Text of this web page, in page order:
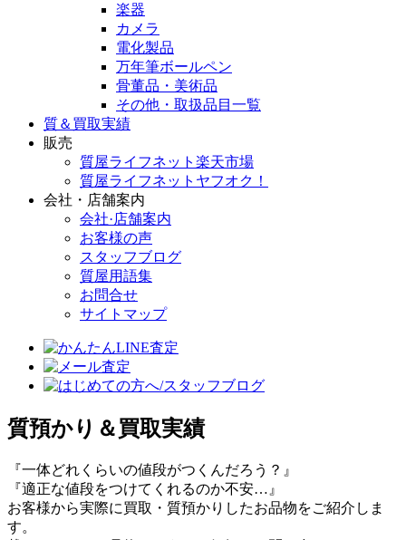
楽器
カメラ
電化製品
万年筆ボールペン
骨董品・美術品
その他・取扱品目一覧
質＆買取実績
販売
質屋ライフネット楽天市場
質屋ライフネットヤフオク！
会社・店舗案内
会社·店舗案内
お客様の声
スタッフブログ
質屋用語集
お問合せ
サイトマップ
質預かり＆買取実績
『一体どれくらいの値段がつくんだろう？』
『適正な値段をつけてくれるのか不安…』
お客様から実際に買取・質預かりしたお品物をご紹介しま
す。